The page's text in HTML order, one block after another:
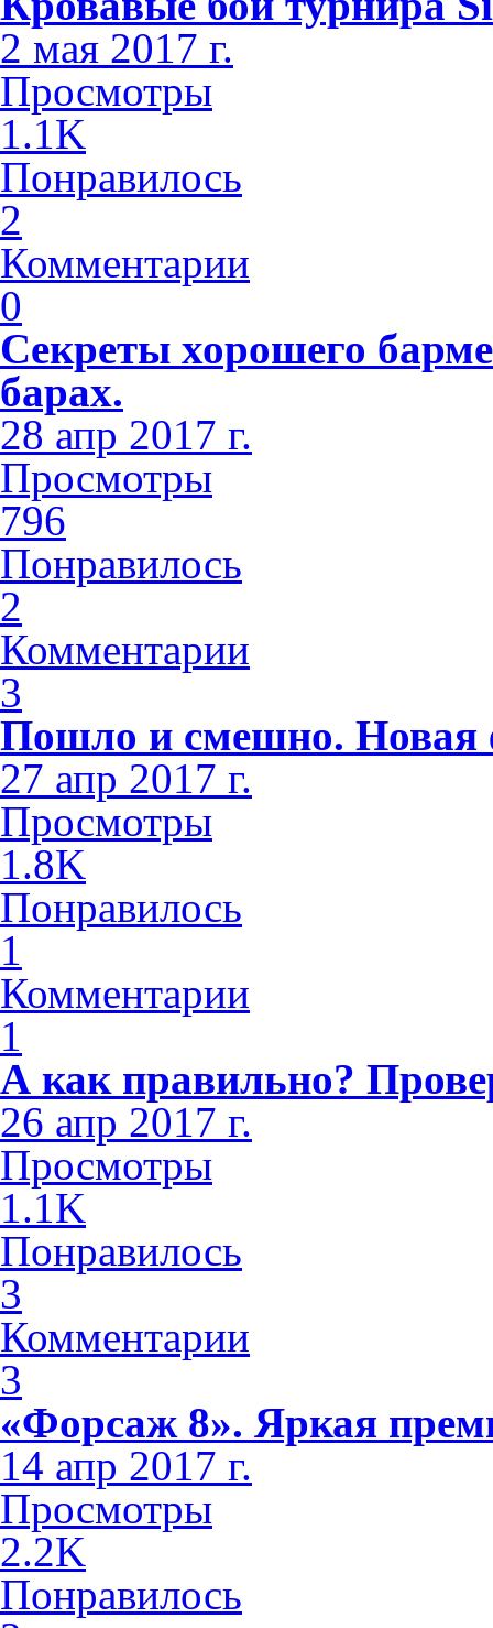
2 мая 2017 г.
Просмотры
1.1K
Понравилось
2
Комментарии
0
Секреты хорошего
барах.
28 апр 2017 г.
Просмотры
796
Понравилось
2
Комментарии
3
Пошло и смешно. Новая
27 апр 2017 г.
Просмотры
1.8K
Понравилось
1
Комментарии
1
А как правильно?
26 апр 2017 г.
Просмотры
1.1K
Понравилось
3
Комментарии
3
«Форсаж 8». Яркая
14 апр 2017 г.
Просмотры
2.2K
Понравилось